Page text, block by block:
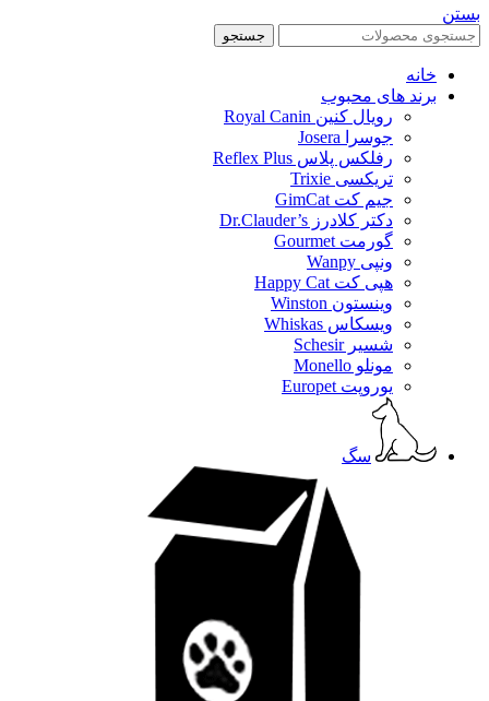
بستن
جستجو
خانه
برند های محبوب
رویال کنین Royal Canin
جوسرا Josera
رفلکس پلاس Reflex Plus
تریکسی Trixie
جیم کت GimCat
دکتر کلادرز Dr.Clauder’s
گورمت Gourmet
ونپی Wanpy
هپی کت Happy Cat
وینستون Winston
ویسکاس Whiskas
شسیر Schesir
مونلو Monello
یوروپت Europet
سگ